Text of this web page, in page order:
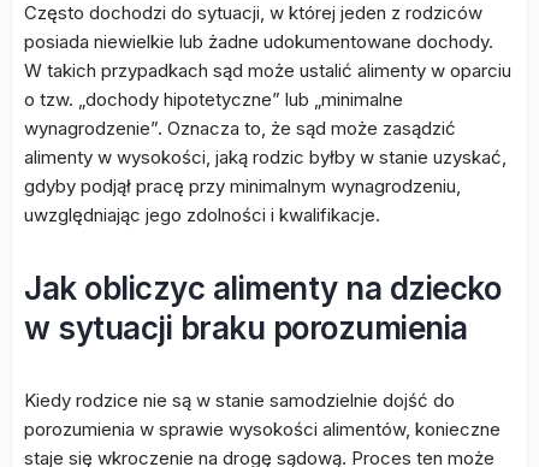
Często dochodzi do sytuacji, w której jeden z rodziców
posiada niewielkie lub żadne udokumentowane dochody.
W takich przypadkach sąd może ustalić alimenty w oparciu
o tzw. „dochody hipotetyczne” lub „minimalne
wynagrodzenie”. Oznacza to, że sąd może zasądzić
alimenty w wysokości, jaką rodzic byłby w stanie uzyskać,
gdyby podjął pracę przy minimalnym wynagrodzeniu,
uwzględniając jego zdolności i kwalifikacje.
Jak obliczyc alimenty na dziecko
w sytuacji braku porozumienia
Kiedy rodzice nie są w stanie samodzielnie dojść do
porozumienia w sprawie wysokości alimentów, konieczne
staje się wkroczenie na drogę sądową. Proces ten może